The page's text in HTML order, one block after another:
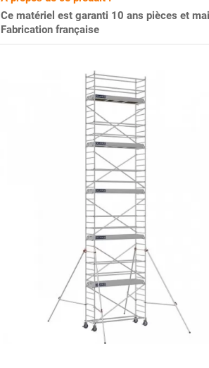
MALAXEUR
MATÉRIEL DE DÉMOLITION
COMPRESSEUR DE CHANTIER
TRAVAIL EN HAUTEUR
ÉQUIPEMENT DE CHANTIER
MACHINE DE PROJECTION ET
MATÉRIEL DE SABLAGE
POMPE ET PISTOLET À
DÉCOLLEUSE À PAPIER PEINT
ESPACE VERT
TRANSPALETTE, GERBEUR ET
Ce matériel est garanti 10 ans pièces et
Fabrication française